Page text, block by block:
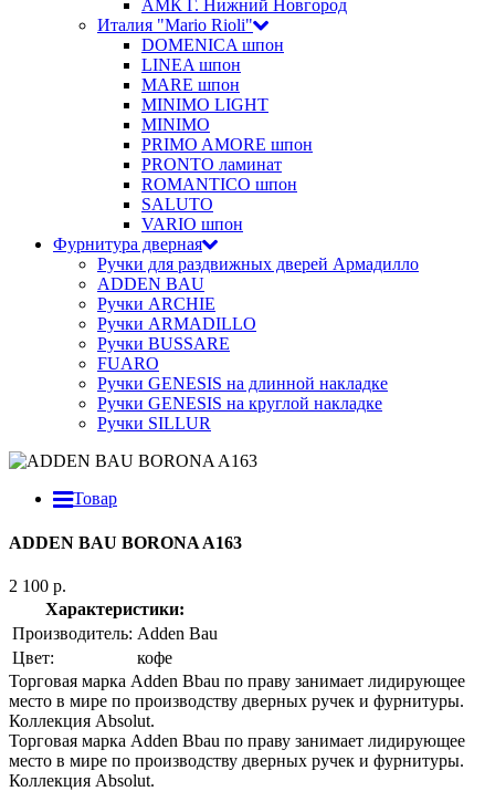
АМК Г. Нижний Новгород
Италия "Mario Rioli"
DOMENICA шпон
LINEA шпон
MARE шпон
MINIMO LIGHT
MINIMO
PRIMO AMORE шпон
PRONTO ламинат
ROMANTICO шпон
SALUTO
VARIO шпон
Фурнитура дверная
Ручки для раздвижных дверей Армадилло
ADDEN BAU
Ручки ARCHIE
Ручки ARMADILLO
Ручки BUSSARE
FUARO
Ручки GENESIS на длинной накладке
Ручки GENESIS на круглой накладке
Ручки SILLUR
Товар
ADDEN BAU BORONA A163
2 100 р.
Характеристики:
Производитель: Adden Bau
Цвет:
кофе
Торговая марка Adden Bbau по праву занимает лидирующее
место в мире по производству дверных ручек и фурнитуры.
Коллекция Absolut.
Торговая марка Adden Bbau по праву занимает лидирующее
место в мире по производству дверных ручек и фурнитуры.
Коллекция Absolut.